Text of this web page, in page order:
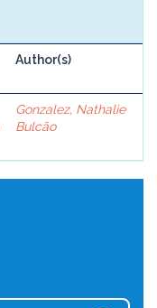
Author(s)
Gonzalez, Nathalie
Bulcão